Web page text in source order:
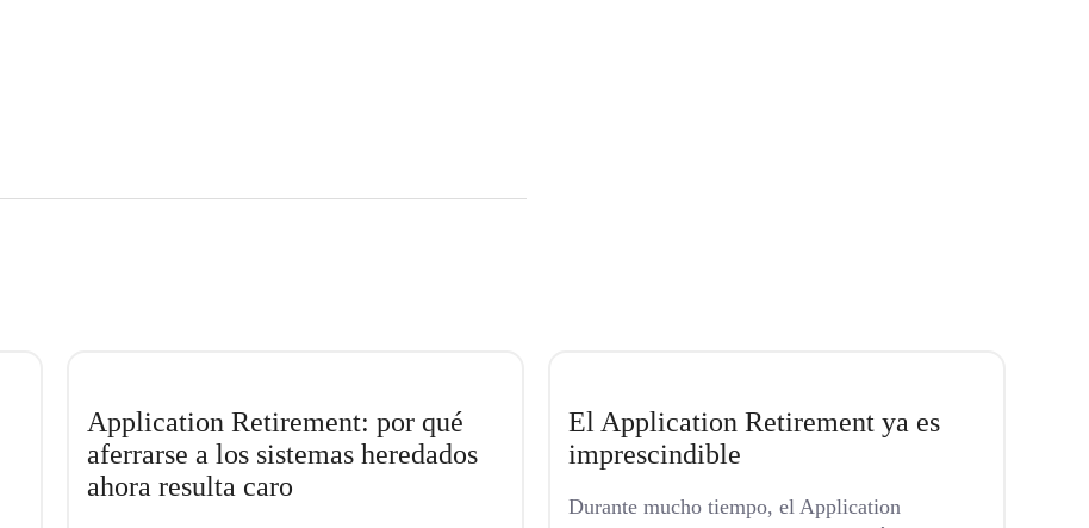
Application Retirement: por qué
aferrarse a los sistemas heredados
ahora resulta caro
El Application Retirement ya es
imprescindible
Durante mucho tiempo, el Application